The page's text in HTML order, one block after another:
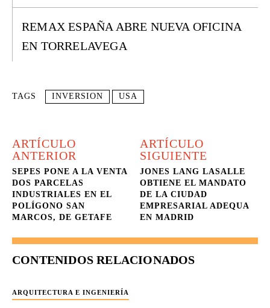
REMAX ESPAÑA ABRE NUEVA OFICINA
EN TORRELAVEGA
TAGS INVERSION USA
ARTÍCULO
ANTERIOR
SEPES PONE A LA VENTA
DOS PARCELAS
INDUSTRIALES EN EL
POLÍGONO SAN
MARCOS, DE GETAFE
ARTÍCULO
SIGUIENTE
JONES LANG LASALLE
OBTIENE EL MANDATO
DE LA CIUDAD
EMPRESARIAL ADEQUA
EN MADRID
CONTENIDOS RELACIONADOS
ARQUITECTURA E INGENIERÍA